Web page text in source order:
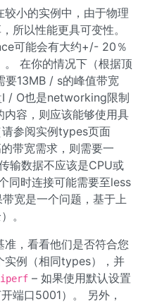
小的实例中，由于物理
所以性能更具可变性。
可能会有大约+/- 20％
在你的情况下（根据顶
要13MB / s的峰值带宽
I / O也是networking限制
容，则应该能够使用具
参阅实例types页面
带宽需求，则需要一
输数据不应该是CPU或
同时连接可能需要至less
宽是一个问题，基于上
。
，看看他们是否符合您
实例（相同types），并
iperf – 如果使用默认设置
端口5001）。 另外，